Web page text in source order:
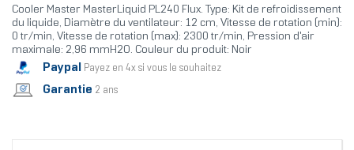
Cooler Master MasterLiquid PL240 Flux. Type: Kit de refroidissement
du liquide, Diamètre du ventilateur: 12 cm, Vitesse de rotation (min):
0 tr/min, Vitesse de rotation (max): 2300 tr/min, Pression d'air
maximale: 2,96 mmH2O. Couleur du produit: Noir
Paypal Payez en 4x si vous le souhaitez
Garantie 2 ans